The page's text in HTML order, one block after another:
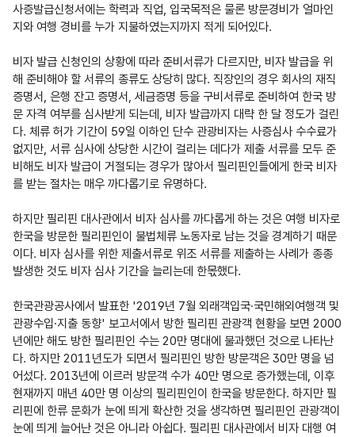
사증발급신청서에는 학력과 직업, 입국목적은 물론 방문경비가 얼마인
지와 여행 경비를 누가 지불하였는지까지 적게 되어있다.
비자 발급 신청인의 상황에 따라 준비서류가 다르지만, 비자 발급을 위
해 준비해야 할 서류의 종류도 상당히 많다. 직장인의 경우 회사의 재직
증명서, 은행 잔고 증명서, 세금증명 등을 구비서류로 준비하여 한국 방
문 자격 여부를 심사받게 되는데, 비자 발급까지 대략 한 달 정도가 걸린
다. 체류 허가 기간이 59일 이하인 단수 관광비자는 사증심사 수수료가
없지만, 서류 심사에 상당한 시간이 걸리는 데다가 제출 서류를 모두 준
비해도 비자 발급이 거절되는 경우가 많아서 필리핀인들에게 한국 비자
를 받는 절차는 매우 까다롭기로 유명하다.
하지만 필리핀 대사관에서 비자 심사를 까다롭게 하는 것은 여행 비자로
한국을 방문한 필리핀인이 불법체류 노동자로 남는 것을 경계하기 때문
이다. 비자 심사를 위한 제출서류로 위조 서류를 제출하는 사례가 종종
발생한 것도 비자 심사 기간을 늘리는데 한몫했다.
한국관광공사에서 발표한 '2019년 7월 외래객입국·국민해외여행객 및
관광수입·지출 동향' 보고서에서 방한 필리핀 관광객 현황을 보면 2000
년에만 해도 방한 필리핀인 수는 20만 명대에 불과했던 것으로 나타난
다. 하지만 2011년도가 되면서 필리핀인 방한 방문객은 30만 명을 넘
어섰다. 2013년에 이르러 방문객 수가 40만 명으로 증가했는데, 이후
현재까지 매년 40만 명 이상의 필리핀인이 한국을 방문한다. 하지만 필
리핀에 한류 문화가 눈에 띄게 확산한 것을 생각하면 필리핀인 관광객이
눈에 띄게 늘어난 것은 아니라 아쉽다. 필리핀 대사관에서 비자 대행 여